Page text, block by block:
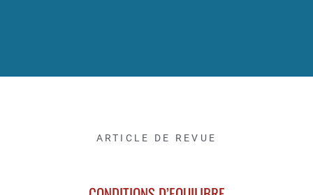
ARTICLE DE REVUE